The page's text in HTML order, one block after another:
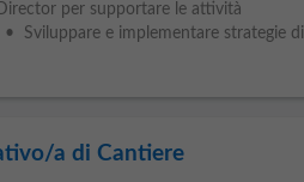
per supportare le attività
Sviluppare e implementare strategie di
a di Cantiere